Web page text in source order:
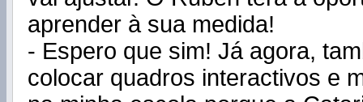
aprender à sua medida!
- Espero que sim! Já agora,
colocar quadros interactivos e